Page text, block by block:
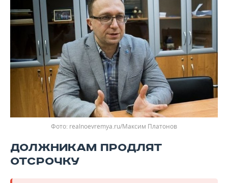
realnoevremya.ru/Максим Платонов
ДОЛЖНИКАМ ПРОДЛЯТ
ОТСРОЧКУ